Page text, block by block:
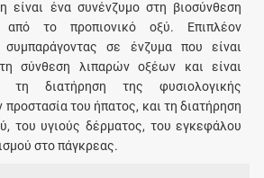
είναι ένα συνένζυμο στη βιοσύνθεση
το προπιονικό οξύ. Επιπλέον
σε ένζυμα που είναι
σύνθεση λιπαρών οξέων και είναι
τη διατήρηση της φυσιολογικής
προστασία του ήπατος, και τη διατήρηση
του υγιούς δέρματος, του εγκεφάλου
στο πάγκρεας.